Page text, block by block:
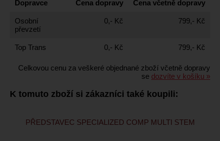
Dopravce Cena dopravy Cena včetně dopravy
Osobní
převzetí
0,- Kč 799,- Kč
Top Trans 0,- Kč 799,- Kč
Celkovou cenu za veškeré objednané zboží včetně dopravy
se dozvíte v košíku »
K tomuto zboží si zákazníci také koupili:
PŘEDSTAVEC SPECIALIZED COMP MULTI STEM